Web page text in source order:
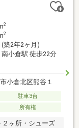
2
2
(築2年2ヶ月)
南小倉駅 徒歩22分
小倉北区熊谷１
駐車3台
所有権
ヶ所・シューズ